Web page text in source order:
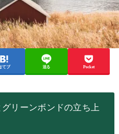
てブ 送る Pocket
リーンボンドの立ち上